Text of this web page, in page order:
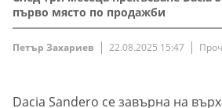
първо място по продажби
Петър Захариев 22.08.2025 15:47
Dacia Sandero се завърна на